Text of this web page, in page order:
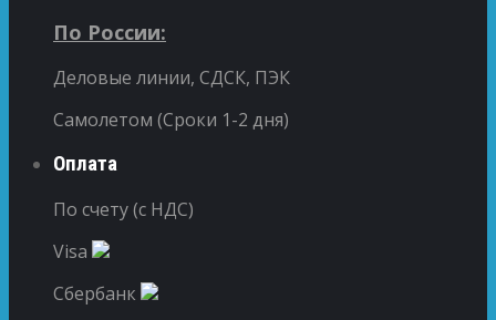
По России:
Деловые линии, СДСК, ПЭК
Самолетом (Сроки 1-2 дня)
Оплата
По счету (с НДС)
Visa
Сбербанк